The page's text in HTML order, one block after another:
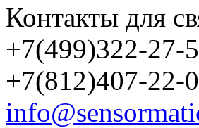
Контакты для
+7(499)322-27-
+7(812)407-22-